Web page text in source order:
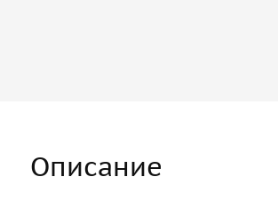
Описание